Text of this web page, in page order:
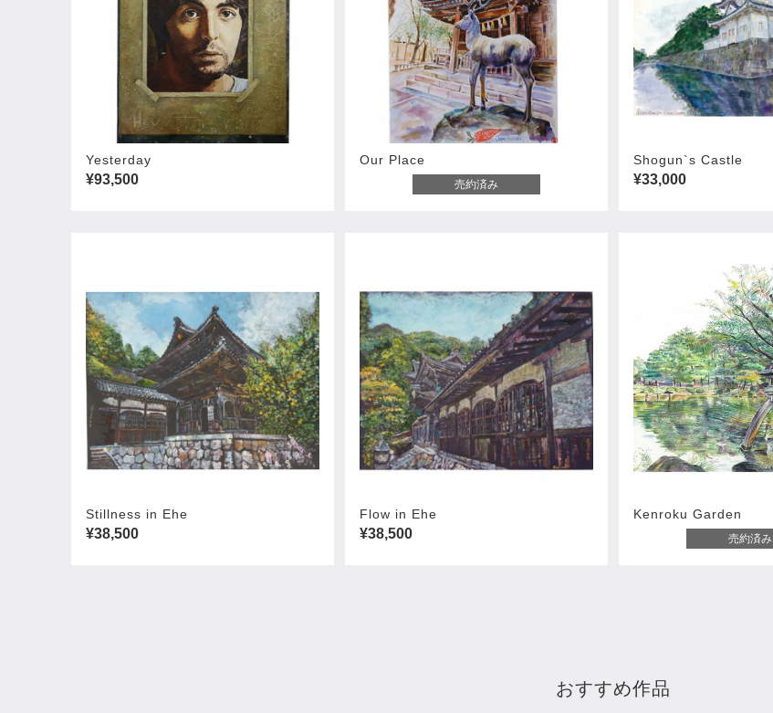
Yesterday
¥93,500
Our Place
売約済み
Shogun`s Castle
¥33,000
Stillness in Ehe
¥38,500
Flow in Ehe
¥38,500
Kenroku Garden
売約済み
おすすめ作品